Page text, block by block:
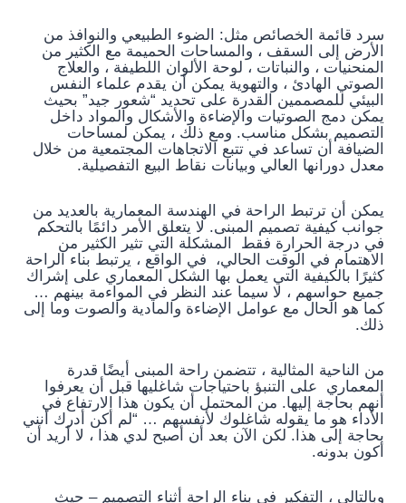
سرد قائمة الخصائص مثل: الضوء الطبيعي والنوافذ من
الأرض إلى السقف ، والمساحات الحميمة مع الكثير من
المنحنيات ، والنباتات ، لوحة الألوان اللطيفة ، والعلاج
الصوتي الهادئ ، والتهوية يمكن أن يقدم علماء النفس
البيئي للمصممين القدرة على تحديد “شعور جيد” بحيث
يمكن دمج الصوتيات والإضاءة والأشكال والمواد داخل
التصميم بشكل مناسب. ومع ذلك ، يمكن لمساحات
الضيافة أن تساعد في تتبع الاتجاهات المجتمعية من خلال
معدل دورانها العالي وبيانات نقاط البيع التفصيلية.
يمكن أن ترتبط الراحة في الهندسة المعمارية بالعديد من
جوانب كيفية تصميم المبنى. لا يتعلق الأمر دائمًا بالتحكم
في درجة الحرارة فقط المشكلة التي تثير الكثير من
الاهتمام في الوقت الحالي، في الواقع ، يرتبط بناء الراحة
كثيرًا بالكيفية التي يعمل بها الشكل المعماري على إشراك
جميع حواسهم ، لا سيما عند النظر في المواءمة بينهم …
كما هو الحال مع عوامل الإضاءة والمادية والصوت وما إلى
ذلك.
من الناحية المثالية ، تتضمن راحة المبنى أيضًا قدرة
المعماري على التنبؤ باحتياجات شاغليها قبل أن يعرفوا
أنهم بحاجة إليها. من المحتمل أن يكون هذا الارتفاع في
الأداء هو ما يقوله شاغلوك لأنفسهم … “لم أكن أدرك أنني
بحاجة إلى هذا. لكن الآن بعد أن أصبح لدي هذا ، لا أريد أن
أكون بدونه.
وبالتالي ، التفكير في بناء الراحة أثناء التصميم – حيث